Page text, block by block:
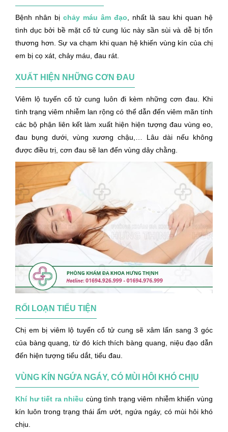
Bệnh nhân bị chảy máu âm đạo , nhất là sau khi quan hệ
tình dục bởi bề mặt cổ tử cung lúc này sần sùi và dễ bị tổn
thương hơn. Sự va chạm khi quan hệ khiến vùng kín của chị
em bị cọ xát, chảy máu, đau rát.
XUẤT HIỆN NHỮNG CƠN ĐAU
Viêm lộ tuyến cổ tử cung luôn đi kèm những cơn đau. Khi
tình trạng viêm nhiễm lan rộng có thể dẫn đến viêm mãn tính
các bộ phận liên kết làm xuất hiện hiện tượng đau vùng eo,
đau bụng dưới, vùng xương chậu,… Lâu dài nếu không
được điều trị, cơn đau sẽ lan đến vùng dây chằng.
RỐI LOẠN TIỂU TIỆN
Chị em bị viêm lộ tuyến cổ tử cung sẽ xâm lấn sang 3 góc
của bàng quang, từ đó kích thích bàng quang, niệu đạo dẫn
đến hiện tượng tiểu dắt, tiểu đau.
VÙNG KÍN NGỨA NGÁY, CÓ MÙI HÔI KHÓ CHỊU
Khí hư tiết ra nhiều cùng tình trạng viêm nhiễm khiến vùng
kín luôn trong trạng thái ẩm ướt, ngứa ngáy, có mùi hôi khó
chịu.